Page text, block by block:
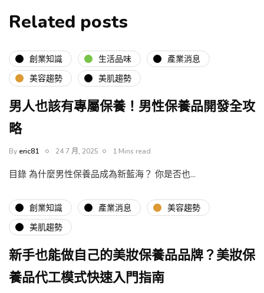
Related posts
創業知識 生活品味
產業消息
美容趨勢
美肌趨勢
男人也該有專屬保養！男性保養品開發全攻
略
By eric81 24 7 月, 2025 1 Mins read
目錄 為什麼男性保養品成為新藍海？ 你是否也…
創業知識 產業消息
美容趨勢
美肌趨勢
新手也能做自己的美妝保養品品牌？美妝保
養品代工模式快速入門指南